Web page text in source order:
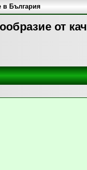
от
в България